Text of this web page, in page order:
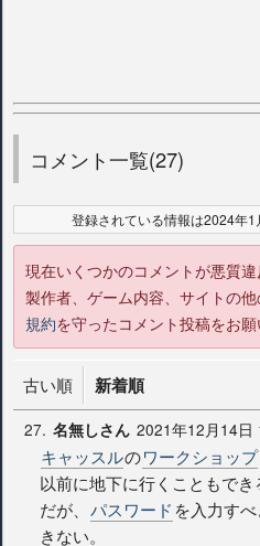
コメント一覧(27)
登録されている情報は2024年1
現在いくつかのコメントが悪質違
製作者、ゲーム内容、サイトの他
規約を守ったコメント投稿をお願
古い順 新着順
27. 名無しさん 2021年12月14日
キャッスルのワークショップ
以前に地下に行くこともでき
だが、 パスワード を入力すべ
きない。